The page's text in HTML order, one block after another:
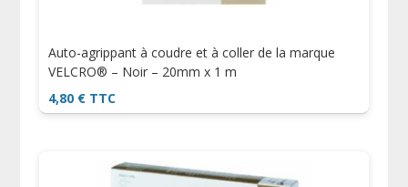
Auto-agrippant à coudre et à coller de la marque
VELCRO® – Noir – 20mm x 1 m
4,80 € TTC